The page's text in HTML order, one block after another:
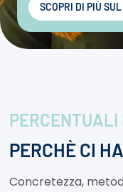
SCOPRI DI PIÙ
PERCENTUALI
PERCHÈ CI
Concretezza,